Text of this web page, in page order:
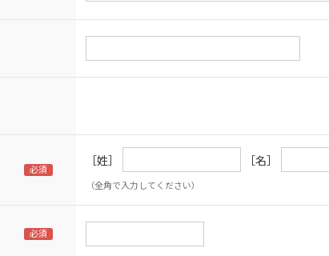
［姓］ ［名］
（全角で入力してください）